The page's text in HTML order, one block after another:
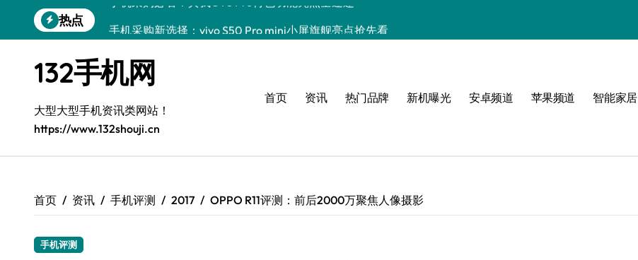
到
热点
荣耀500 Pro MOLLY来袭！最新资讯与玩机技巧大揭秘
手机采购必看！REDMI K90亮点配置全解析，一文览尽！
荣耀ROBOT PHONE采购首选，畅享智能生活一手资讯！
华为nova 15 Ultra新功能解锁，手机采购正享超值优惠！
iPhone 17e采购指南：性能配置大升级，速览最新资讯！
132手机网
大型大型手机资讯类网站！
https://www.132shouji.cn
首页 资讯 热门品牌 新机曝光 安卓频道 苹果频道 智能家居
首页 资讯 手机评测 2017 OPPO R11评测：前后2000万聚焦人像摄影
手机评测